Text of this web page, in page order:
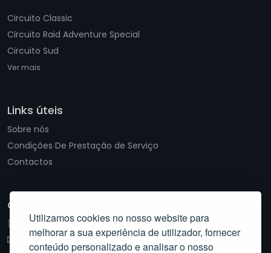
Utilizamos cookies no nosso website para
melhorar a sua experiência de utilizador, fornecer
conteúdo personalizado e analisar o nosso
Circuito Classic
Circuito Raid Adventure Special
Circuito Sud
Ver mais
Links úteis
Sobre nós
Condições De Prestação de Serviço
Contactos
Contactos
+351916841512
info@libertyvoyage-rent.com